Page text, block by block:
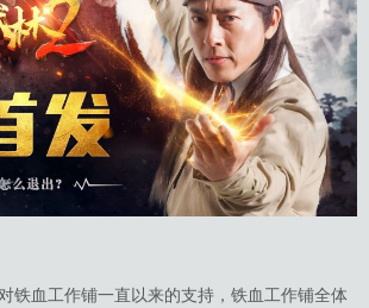
铁血工作铺一直以来的支持，铁血工作铺全体